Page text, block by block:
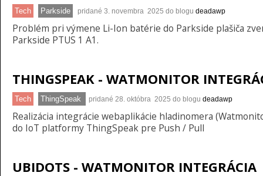
Tech Parkside pridané 3. novembra 2025 do blogudeadawp
Problém pri výmene Li-Ion batérie do Parkside plašiča
Parkside PTUS 1 A1.
THINGSPEAK - WATMONITOR
Tech ThingSpeak pridané 28. októbra 2025 do blogudeadawp
Realizácia integrácie webaplikácie hladinomera
do IoT platformy ThingSpeak pre Push / Pull
UBIDOTS - WATMONITOR INTEGRÁCIA